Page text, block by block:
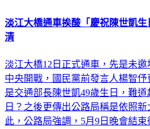
淡江大橋通車挨酸「慶祝陳世凱
清
淡江大橋12日正式通車，先是未
中央開戰，國民黨前發言人楊智
是交通部長陳世凱49歲生日，難
日？之後更傳出公路局稱是依照
此，公路局強調，5月9日晚會結